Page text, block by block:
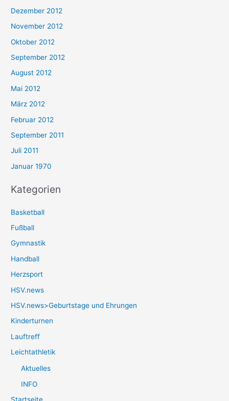
Dezember 2012
November 2012
Oktober 2012
September 2012
August 2012
Mai 2012
März 2012
Februar 2012
September 2011
Juli 2011
Januar 1970
Kategorien
Basketball
Fußball
Gymnastik
Handball
Herzsport
HSV.news
HSV.news>Geburtstage und Ehrungen
Kinderturnen
Lauftreff
Leichtathletik
Aktuelles
INFO